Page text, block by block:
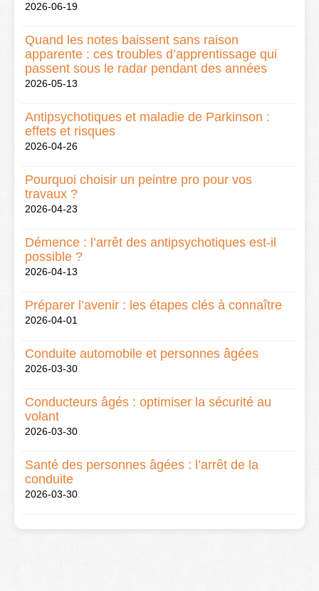
2026-06-19
Quand les notes baissent sans raison
apparente : ces troubles d’apprentissage qui
passent sous le radar pendant des années
2026-05-13
Antipsychotiques et maladie de Parkinson :
effets et risques
2026-04-26
Pourquoi choisir un peintre pro pour vos
travaux ?
2026-04-23
Démence : l’arrêt des antipsychotiques est-il
possible ?
2026-04-13
Préparer l’avenir : les étapes clés à connaître
2026-04-01
Conduite automobile et personnes âgées
2026-03-30
Conducteurs âgés : optimiser la sécurité au
volant
2026-03-30
Santé des personnes âgées : l’arrêt de la
conduite
2026-03-30